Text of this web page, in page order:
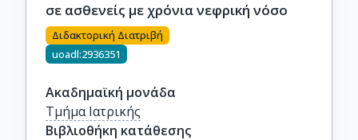
σε ασθενείς με χρόνια νεφρική νόσο
Διδακτορική Διατριβή
uoadl:2936351
Ακαδημαϊκή μονάδα
Τμήμα Ιατρικής
Βιβλιοθήκη κατάθεσης